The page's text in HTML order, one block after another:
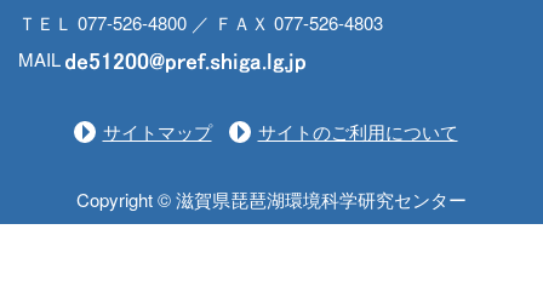
ＴＥＬ 077-526-4800 ／ ＦＡＸ 077-526-4803
MAIL
サイトマップ サイトのご利用について
Copyright © 滋賀県琵琶湖環境科学研究センター